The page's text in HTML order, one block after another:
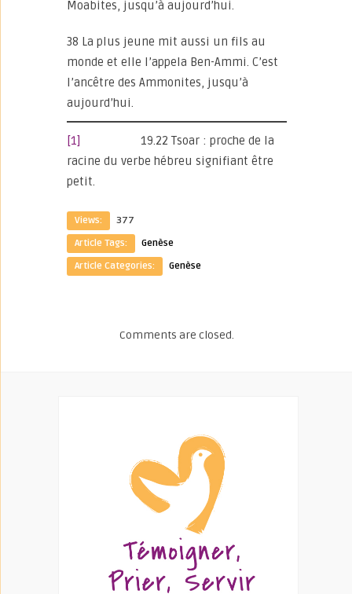
Moabites, jusqu’à aujourd’hui.
38 La plus jeune mit aussi un fils au
monde et elle l’appela Ben-Ammi. C’est
l’ancêtre des Ammonites, jusqu’à
aujourd’hui.
[1]
19.22 Tsoar : proche de la
racine du verbe hébreu signifiant être
petit.
Views:
377
Article Tags:
Genèse
Article Categories:
Genèse
Comments are closed.